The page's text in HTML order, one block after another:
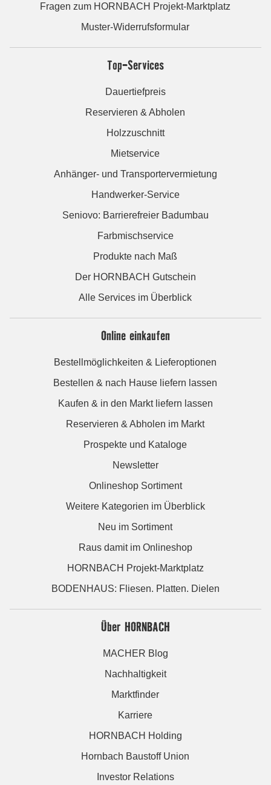
Fragen zum HORNBACH Projekt-Marktplatz
Muster-Widerrufsformular
Top-Services
Dauertiefpreis
Reservieren & Abholen
Holzzuschnitt
Mietservice
Anhänger- und Transportervermietung
Handwerker-Service
Seniovo: Barrierefreier Badumbau
Farbmischservice
Produkte nach Maß
Der HORNBACH Gutschein
Alle Services im Überblick
Online einkaufen
Bestellmöglichkeiten & Lieferoptionen
Bestellen & nach Hause liefern lassen
Kaufen & in den Markt liefern lassen
Reservieren & Abholen im Markt
Prospekte und Kataloge
Newsletter
Onlineshop Sortiment
Weitere Kategorien im Überblick
Neu im Sortiment
Raus damit im Onlineshop
HORNBACH Projekt-Marktplatz
BODENHAUS: Fliesen. Platten. Dielen
Über HORNBACH
MACHER Blog
Nachhaltigkeit
Marktfinder
Karriere
HORNBACH Holding
Hornbach Baustoff Union
Investor Relations